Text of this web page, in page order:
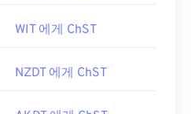
WIT 에게 ChST
NZDT 에게 ChST